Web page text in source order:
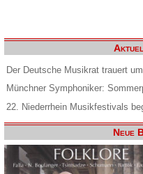
Der Deutsche Musikrat trauert
Münchner Symphoniker:
22. Niederrhein Musikfestivals
Neue